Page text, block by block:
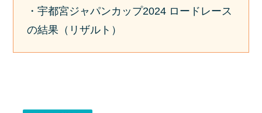
・宇都宮ジャパンカップ2024 ロードレース
の結果（リザルト）